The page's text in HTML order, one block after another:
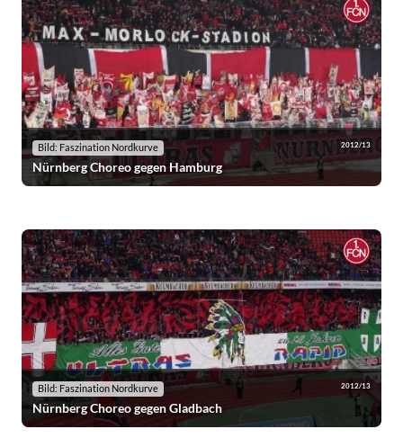
Bild: Faszination Nordkurve 2012/13
Nürnberg Choreo gegen Hamburg
Bild: Faszination Nordkurve 2012/13
Nürnberg Choreo gegen Gladbach